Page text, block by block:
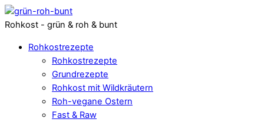
Rohkost - grün & roh & bunt
Rohkostrezepte
Rohkostrezepte
Grundrezepte
Rohkost mit Wildkräutern
Roh-vegane Ostern
Fast & Raw